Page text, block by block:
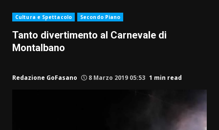
Cultura e Spettacolo Secondo Piano
Tanto divertimento al Carnevale di
Montalbano
Redazione GoFasano 8 Marzo 2019 05:53 1 min read